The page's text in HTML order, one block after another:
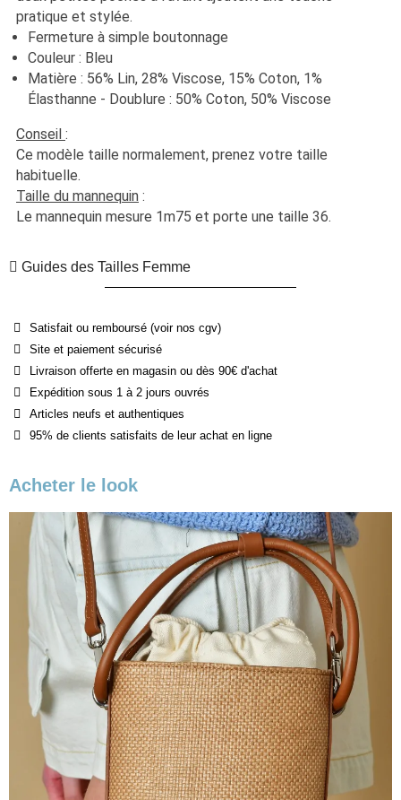
pratique et stylée.
Fermeture à simple boutonnage
Couleur : Bleu
Matière : 56% Lin, 28% Viscose, 15% Coton, 1%
Élasthanne - Doublure : 50% Coton, 50% Viscose
Conseil :
Ce modèle taille normalement, prenez votre taille
habituelle.
Taille du mannequin :
Le mannequin mesure 1m75 et porte une taille 36.
Guides des Tailles Femme
Satisfait ou remboursé (voir nos cgv)
Site et paiement sécurisé
Livraison offerte en magasin ou dès 90€ d'achat
Expédition sous 1 à 2 jours ouvrés
Articles neufs et authentiques
95% de clients satisfaits de leur achat en ligne
Acheter le look